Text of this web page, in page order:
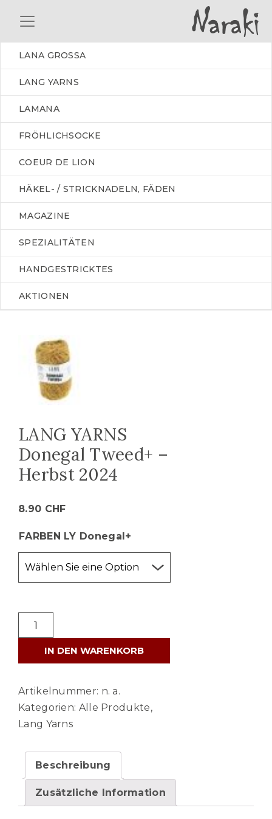
LANA GROSSA
LANG YARNS
LAMANA
FRÖHLICHSOCKE
COEUR DE LION
HÄKEL- / STRICKNADELN, FÄDEN
MAGAZINE
SPEZIALITÄTEN
HANDGESTRICKTES
AKTIONEN
LANG YARNS
Donegal Tweed+ –
Herbst 2024
8.90 CHF
FARBEN LY Donegal+
LANG
YARNS
Donegal
-
Herbst
2024
IN DEN WARENKORB
Artikelnummer: n. a.
Kategorien: Alle Produkte,
Lang Yarns
Beschreibung
Zusätzliche Information